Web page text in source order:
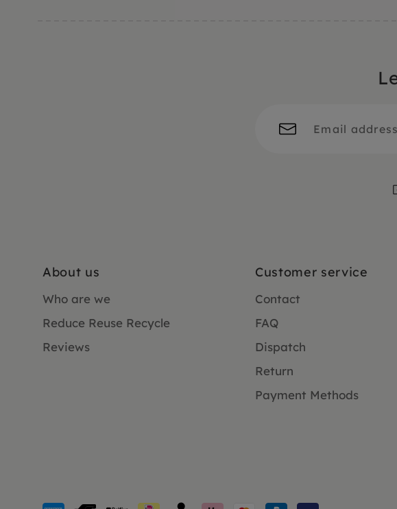
About us
Who are we
Reduce Reuse Recycle
Reviews
Customer service
Contact
FAQ
Dispatch
Return
Payment Methods
Payment